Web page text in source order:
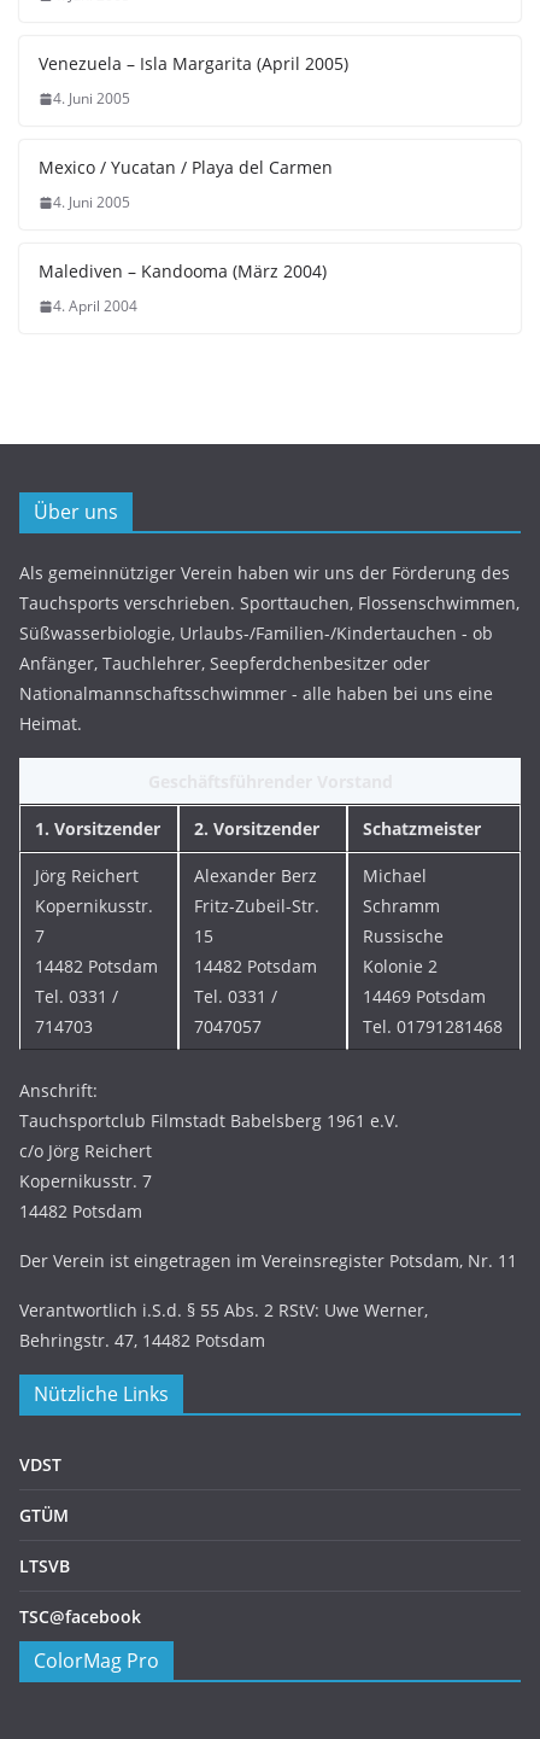
Venezuela – Isla Margarita (April 2005)
4. Juni 2005
Mexico / Yucatan / Playa del Carmen
4. Juni 2005
Malediven – Kandooma (März 2004)
4. April 2004
Über uns
Als gemeinnütziger Verein haben wir uns der Förderung des
Tauchsports verschrieben. Sporttauchen, Flossenschwimmen,
Süßwasserbiologie, Urlaubs-/Familien-/Kindertauchen - ob
Anfänger, Tauchlehrer, Seepferdchenbesitzer oder
Nationalmannschaftsschwimmer - alle haben bei uns eine
Heimat.
1. Vorsitzender 2. Vorsitzender Schatzmeister
Jörg Reichert
Kopernikusstr.
7
14482 Potsdam
Tel. 0331 /
714703
Alexander Berz
Fritz-Zubeil-Str.
15
14482 Potsdam
Tel. 0331 /
7047057
Michael
Schramm
Russische
Kolonie 2
14469 Potsdam
Tel. 01791281468
Anschrift:
Tauchsportclub Filmstadt Babelsberg 1961 e.V.
c/o Jörg Reichert
Kopernikusstr. 7
14482 Potsdam
Der Verein ist eingetragen im Vereinsregister Potsdam, Nr. 11
Verantwortlich i.S.d. § 55 Abs. 2 RStV: Uwe Werner,
Behringstr. 47, 14482 Potsdam
Nützliche Links
VDST
GTÜM
LTSVB
TSC@facebook
ColorMag Pro